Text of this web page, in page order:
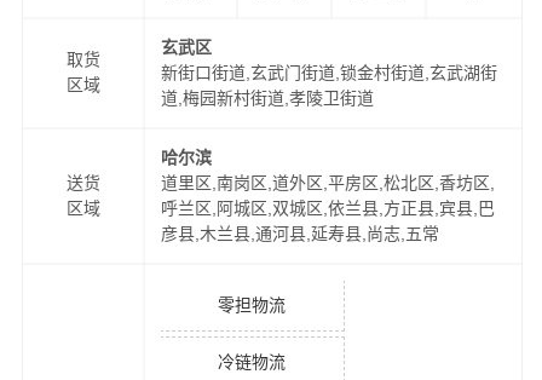
取货
区域
玄武区
新街口街道,玄武门街道,锁金村街道,玄武湖街
道,梅园新村街道,孝陵卫街道
送货
区域
哈尔滨
道里区,南岗区,道外区,平房区,松北区,香坊区,
呼兰区,阿城区,双城区,依兰县,方正县,宾县,巴
彦县,木兰县,通河县,延寿县,尚志,五常
零担物流
冷链物流